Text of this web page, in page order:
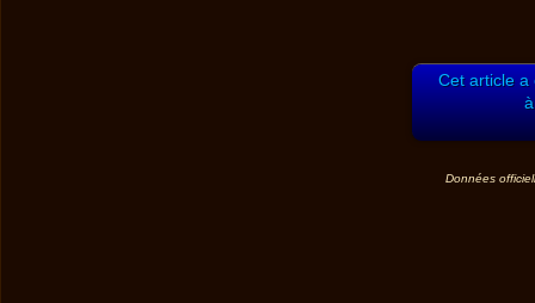
Cet article a
Données